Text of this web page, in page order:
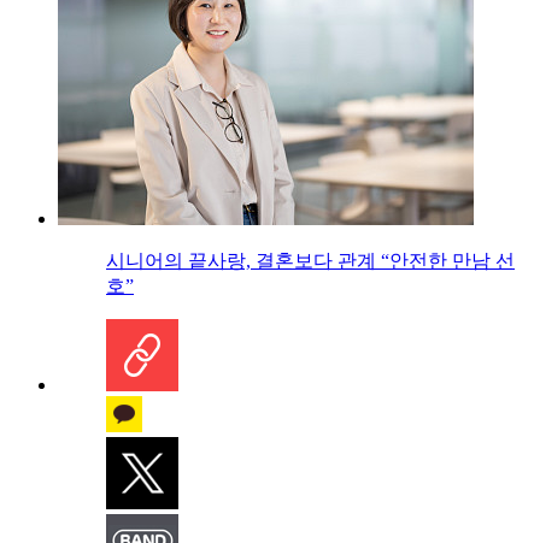
시니어의 끝사랑, 결혼보다 관계 “안전한 만남 선
호”